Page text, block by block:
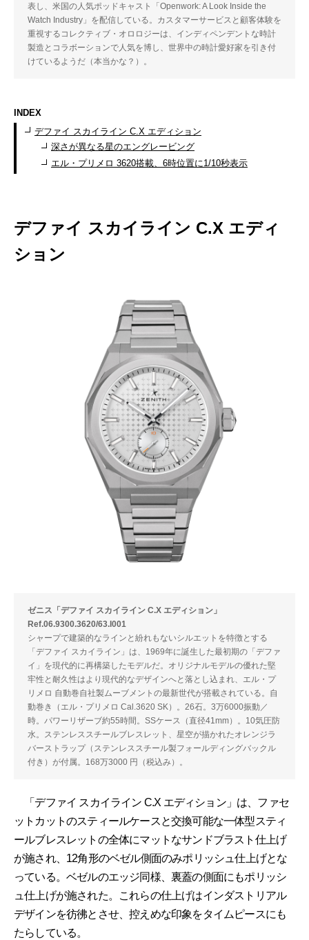
表し、米国の人気ポッドキャスト「Openwork: A Look Inside the
Watch Industry」を配信している。カスタマーサービスと顧客体験を
重視するコレクティブ・オロロジーは、インディペンデントな時計
製造とコラボーションで人気を博し、世界中の時計愛好家を引き付
けているようだ（本当かな？）。
INDEX
デファイ スカイライン C.X エディション
深さが異なる星のエングレービング
エル・プリメロ 3620搭載、6時位置に1/10秒表示
デファイ スカイライン C.X エディ
ション
ゼニス「デファイ スカイライン C.X エディション」
Ref.06.9300.3620/63.I001
シャープで建築的なラインと紛れもないシルエットを特徴とする
「デファイ スカイライン」は、1969年に誕生した最初期の「デファ
イ」を現代的に再構築したモデルだ。オリジナルモデルの優れた堅
牢性と耐久性はより現代的なデザインへと落とし込まれ、エル・プ
リメロ 自動巻自社製ムーブメントの最新世代が搭載されている。自
動巻き（エル・プリメロ Cal.3620 SK）。26石。3万6000振動／
時。パワーリザーブ約55時間。SSケース（直径41mm）。10気圧防
水。ステンレススチールブレスレット、星空が描かれたオレンジラ
バーストラップ（ステンレススチール製フォールディングバックル
付き）が付属。168万3000 円（税込み）。
「デファイ スカイライン C.X エディション」は、ファセ
ットカットのスティールケースと交換可能な一体型スティ
ールブレスレットの全体にマットなサンドブラスト仕上げ
が施され、12角形のベゼル側面のみポリッシュ仕上げとな
っている。ベゼルのエッジ同様、裏蓋の側面にもポリッシ
ュ仕上げが施された。これらの仕上げはインダストリアル
デザインを彷彿とさせ、控えめな印象をタイムピースにも
たらしている。